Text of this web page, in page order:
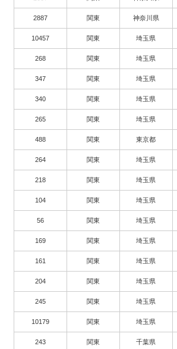
2887 関東 神奈川県
10457 関東 埼玉県
268 関東 埼玉県
347 関東 埼玉県
340 関東 埼玉県
265 関東 埼玉県
488 関東 東京都
264 関東 埼玉県
218 関東 埼玉県
104 関東 埼玉県
56 関東 埼玉県
169 関東 埼玉県
161 関東 埼玉県
204 関東 埼玉県
245 関東 埼玉県
10179 関東 埼玉県
243 関東 千葉県